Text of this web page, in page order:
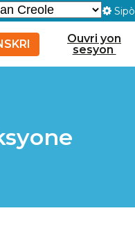
Sipò
Ouvri yon
sesyon